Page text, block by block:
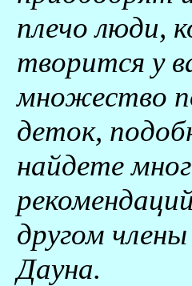
плечо люди,
творится у
множество
деток,
найдете
другом
Дауна.